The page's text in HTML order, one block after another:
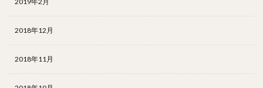
2018年12月
2018年11月